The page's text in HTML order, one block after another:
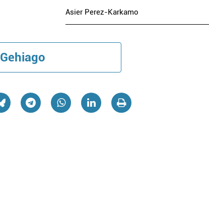
Asier Perez-Karkamo
Gehiago